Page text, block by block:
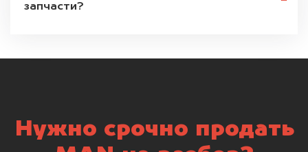
запчасти?
Нужно срочно продать